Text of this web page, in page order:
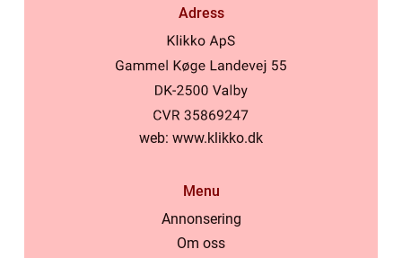
Adress
web: www.klikko.dk
Menu
Annonsering
Om oss